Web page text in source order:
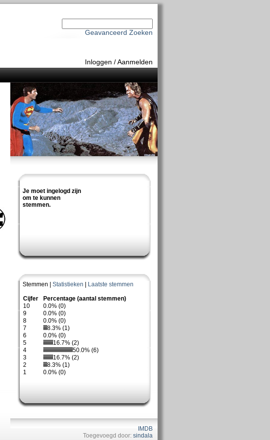
Geavanceerd Zoeken
Inloggen /Aanmelden
Je moet ingelogd zijn
om te kunnen
stemmen.
Stemmen | Statistieken Laatste stemmen
Cijfer
Percentage (aantal stemmen)
10
0.0% (0)
9
0.0% (0)
8
0.0% (0)
7
8.3% (1)
6
0.0% (0)
5
16.7% (2)
4
50.0% (6)
3
16.7% (2)
2
8.3% (1)
1
0.0% (0)
IMDB
Toegevoegd door: sindala